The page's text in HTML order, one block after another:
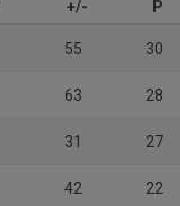
+/- P
55 30
63 28
31 27
42 22